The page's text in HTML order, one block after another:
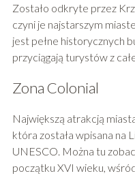
Zostało odkryte przez
czyni je najstarszym
jest pełne historycznych
przyciągają turystów z
Zona Colonial
Największą atrakcją
która została wpisana na
UNESCO. Można tu
początku XVI wieku,